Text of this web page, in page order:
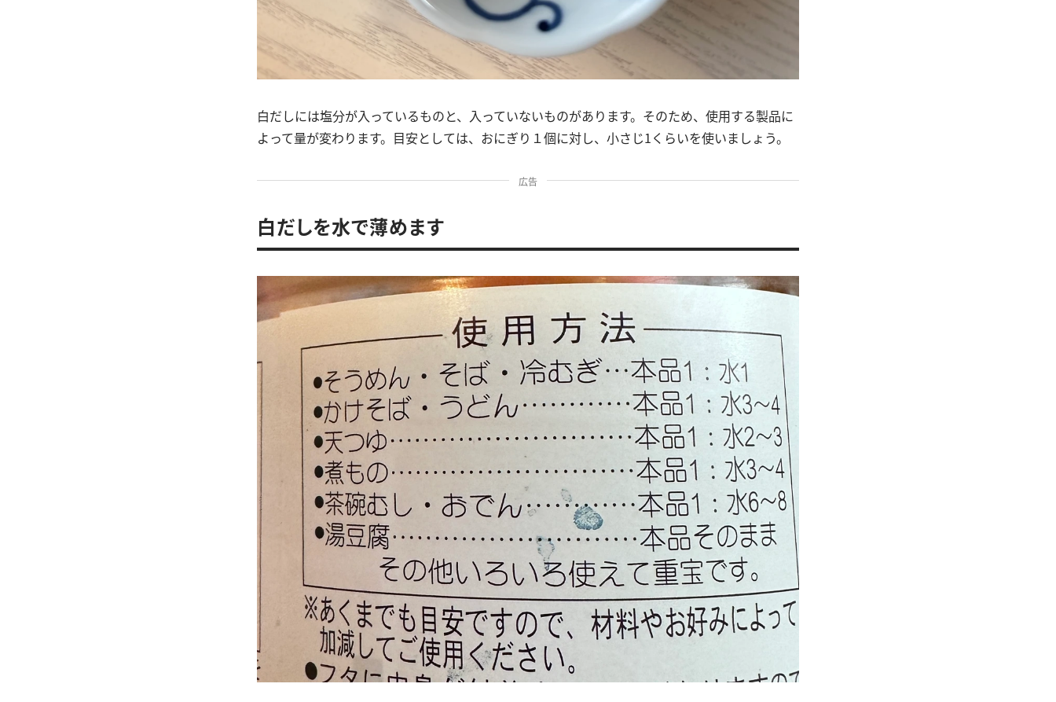
白だしには塩分が入っているものと、入っていないものがあります。そのため、使用する製品に
よって量が変わります。目安としては、おにぎり１個に対し、小さじ1くらいを使いましょう。
広告
白だしを水で薄めます